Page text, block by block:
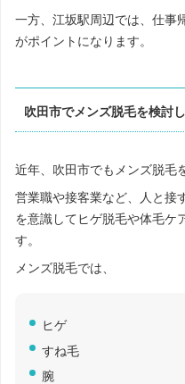
一方、江坂駅周辺では、仕事
がポイントになります。
吹田市でメンズ脱毛を検討
近年、吹田市でもメンズ脱毛
営業職や接客業など、人と接
を意識してヒゲ脱毛や体毛ケ
す。
メンズ脱毛では、
ヒゲ
すね毛
腕